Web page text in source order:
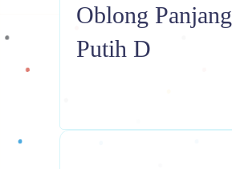
Oblong Panjang
Putih D